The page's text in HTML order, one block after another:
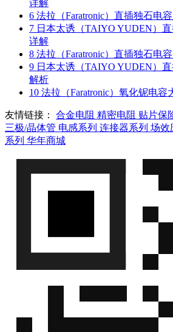
详解
6 法拉（Faratronic）直插独石电
7 日本太诱（TAIYO YUDEN）
详解
8 法拉（Faratronic）直插独石电
9 日本太诱（TAIYO YUDEN）
解析
10 法拉（Faratronic）氧化铌电容
友情链接： 合金电阻 精密电阻 贴片保
三极/晶体管 电感系列 连接器系列 场效
系列 华年商城